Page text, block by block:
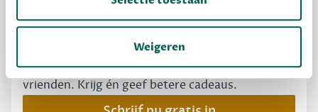
Weigeren
MAAK GRATIS KENNIS
Krijg boekentips, persoonlijk voor jou en je
vrienden. Krijg én geef betere cadeaus.